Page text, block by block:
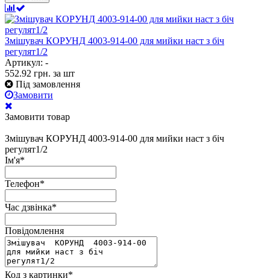
Змішувач КОРУНД 4003-914-00 для мийки наст з біч
регулят1/2
Артикул: -
552.92 грн. за шт
Під замовлення
Замовити
Замовити товар
Змішувач КОРУНД 4003-914-00 для мийки наст з біч
регулят1/2
Ім'я*
Телефон*
Час дзвінка*
Повідомлення
Код з картинки*